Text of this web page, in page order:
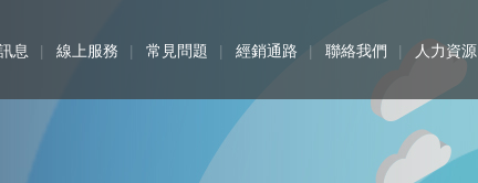
息 線上服務 常見問題 經銷通路 聯絡我們 人力資源